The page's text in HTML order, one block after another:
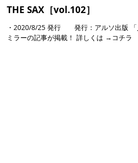
THE SAX［vol.102］
・2020/8/25 発行 発行：アルソ出版 「
ミラーの記事が掲載！ 詳しくは →コチラ